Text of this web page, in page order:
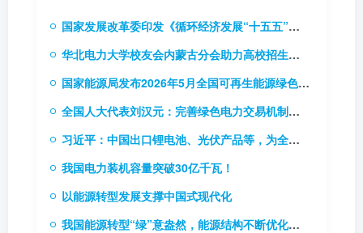
国家发展改革委印发《循环经济发展“十五五”规划》（附解读）
华北电力大学校友会内蒙古分会助力高校招生推介会
国家能源局发布2026年5月全国可再生能源绿色电力证书核发及交易数据
全国人大代表刘汉元：完善绿色电力交易机制，扩大绿电交易试点
习近平：中国出口锂电池、光伏产品等，为全球应对气候变化和绿色低碳转型作出巨大贡献
我国电力装机容量突破30亿千瓦！
以能源转型发展支撑中国式现代化
我国能源转型“绿”意盎然，能源结构不断优化升级